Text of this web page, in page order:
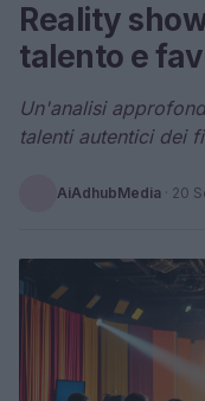
Reality
talento e
Un'analisi
talenti autentici dei
AiAdhubMedia · 20